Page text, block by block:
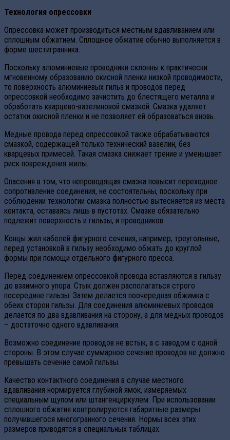
Технология опрессовки
Опрессовка может производиться местным вдавливанием или
сплошным обжатием. Сплошное обжатие обычно выполняется в
форме шестигранника.
Поскольку алюминиевые проводники склонны к практически
мгновенному образованию окисной пленки низкой проводимости,
то поверхность алюминиевых гильз и проводов перед
опрессовкой необходимо зачистить до блестящего металла и
обработать кварцево-вазелиновой смазкой. Смазка удаляет
остатки окисной пленки и не позволяет ей образоваться вновь.
Медные провода перед опрессовкой также обрабатываются
смазкой, содержащей только технический вазелин, без
кварцевых примесей. Такая смазка снижает трение и уменьшает
риск повреждения жилы.
Опасения в том, что непроводящая смазка повысит переходное
сопротивление соединения, не состоятельны, поскольку при
соблюдении технологии смазка полностью вытесняется из места
контакта, оставаясь лишь в пустотах. Смазке обязательно
подлежит поверхность и гильзы, и проводников.
Концы жил кабелей фигурного сечения, например, треугольные,
перед установкой в гильзу необходимо обжать до круглой
формы при помощи отдельного фигурного пресса.
Перед соединением опрессовкой провода вставляются в гильзу
до взаимного упора. Стык должен располагаться строго
посередине гильзы. Затем делается поочередная обжимка с
обеих сторон гильзы. Для соединения алюминиевых проводов
делается по два вдавливания на сторону, а для медных проводов
– достаточно одного вдавливания.
Возможно соединение проводов не встык, а с заводом с одной
стороны. В этом случае суммарное сечение проводов не должно
превышать сечение самой гильзы.
Качество контактного соединения в случае местного
вдавливания нормируется глубиной ямок, измеряемых
специальным щупом или штангенциркулем. При использовании
сплошного обжатия контролируются габаритные размеры
получившегося многогранного сечения. Нормы всех этих
размеров приводятся в специальных таблицах.